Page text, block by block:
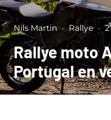
Nils Martin · Rallye ·
Rallye moto
Portugal en